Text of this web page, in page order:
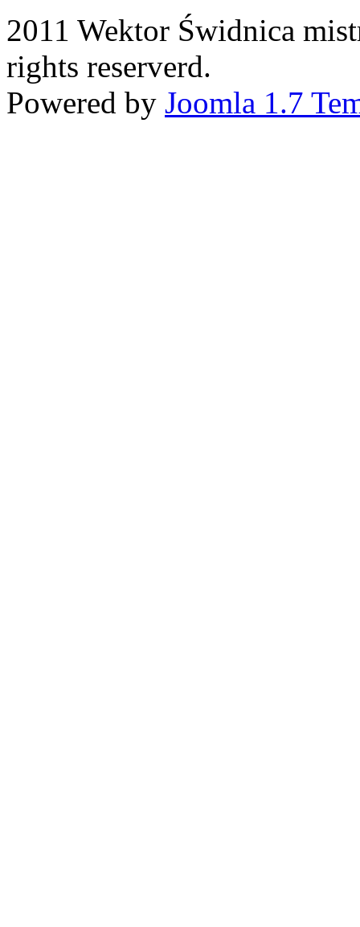
2011 Wektor Świdnica
rights reserverd.
Powered by Joomla 1.7